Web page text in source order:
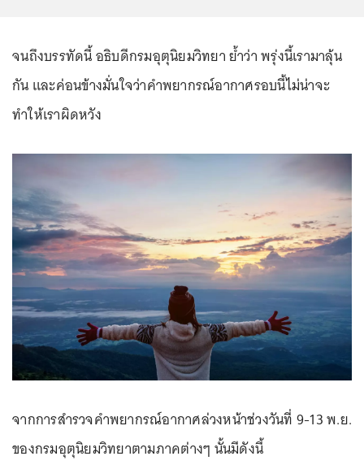
จนถึงบรรทัดนี้ อธิบดีกรมอุตุนิยมวิทยา ย้ำว่า พรุ่งนี้เรามาลุ้น
กัน และค่อนข้างมั่นใจว่าคำพยากรณ์อากาศรอบนี้ไม่น่าจะ
ทำให้เราผิดหวัง
จากการสำรวจคำพยากรณ์อากาศล่วงหน้าช่วงวันที่ 9-13 พ.ย.
ของกรมอุตุนิยมวิทยาตามภาคต่างๆ นั้นมีดังนี้